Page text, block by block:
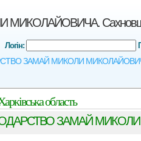
ЗАМАЙ МИКОЛИ МИКОЛАЙОВИЧА -
Логін:
область
ЗАМАЙ